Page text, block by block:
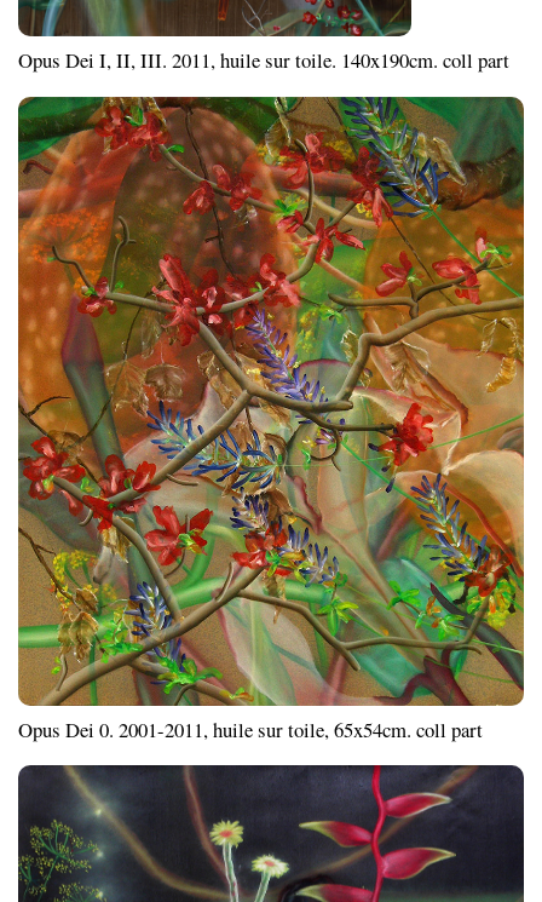
Opus Dei I, II, III. 2011, huile sur toile. 140x190cm. coll part
Opus Dei 0. 2001-2011, huile sur toile, 65x54cm. coll part